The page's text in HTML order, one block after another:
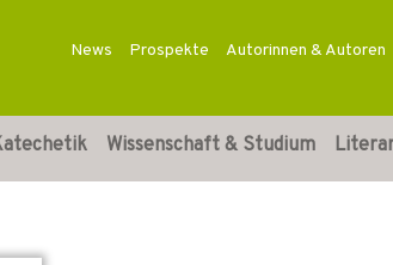
News Prospekte Autorinnen & Autoren
Wissenschaft & Studium